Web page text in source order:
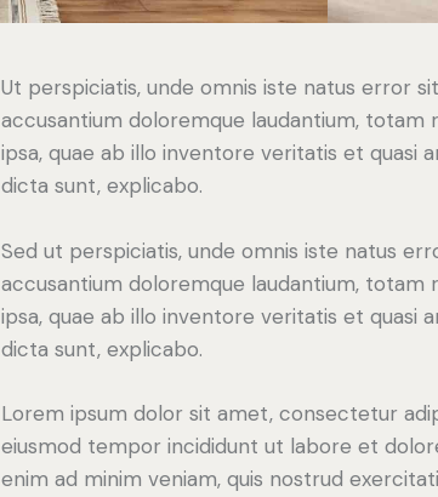
Ut perspiciatis, unde omnis iste natus error
accusantium doloremque laudantium, totam
ipsa, quae ab illo inventore veritatis et quasi
dicta sunt, explicabo.
Sed ut perspiciatis, unde omnis iste natus
accusantium doloremque laudantium, totam
ipsa, quae ab illo inventore veritatis et quasi
dicta sunt, explicabo.
Lorem ipsum dolor sit amet, consectetur
eiusmod tempor incididunt ut labore et
enim ad minim veniam, quis nostrud